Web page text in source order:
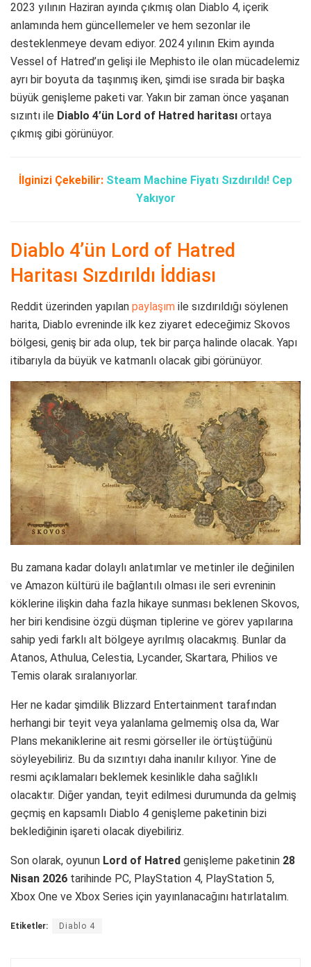
2023 yılının Haziran ayında çıkmış olan Diablo 4, içerik
anlamında hem güncellemeler ve hem sezonlar ile
desteklenmeye devam ediyor. 2024 yılının Ekim ayında
Vessel of Hatred’ın gelişi ile Mephisto ile olan mücadelemiz
ayrı bir boyuta da taşınmış iken, şimdi ise sırada bir başka
büyük genişleme paketi var. Yakın bir zaman önce yaşanan
sızıntı ile Diablo 4’ün Lord of Hatred haritası ortaya
çıkmış gibi görünüyor.
İlginizi Çekebilir: Steam Machine Fiyatı Sızdırıldı! Cep
Yakıyor
Diablo 4’ün Lord of Hatred
Haritası Sızdırıldı İddiası
Reddit üzerinden yapılan paylaşım ile sızdırıldığı söylenen
harita, Diablo evreninde ilk kez ziyaret edeceğimiz Skovos
bölgesi, geniş bir ada olup, tek bir parça halinde olacak. Yapı
itibarıyla da büyük ve katmanlı olacak gibi görünüyor.
Bu zamana kadar dolaylı anlatımlar ve metinler ile değinilen
ve Amazon kültürü ile bağlantılı olması ile seri evreninin
köklerine ilişkin daha fazla hikaye sunması beklenen Skovos,
her biri kendisine özgü düşman tiplerine ve görev yapılarına
sahip yedi farklı alt bölgeye ayrılmış olacakmış. Bunlar da
Atanos, Athulua, Celestia, Lycander, Skartara, Philios ve
Temis olarak sıralanıyorlar.
Her ne kadar şimdilik Blizzard Entertainment tarafından
herhangi bir teyit veya yalanlama gelmemiş olsa da, War
Plans mekaniklerine ait resmi görseller ile örtüştüğünü
söyleyebiliriz. Bu da sızıntıyı daha inanılır kılıyor. Yine de
resmi açıklamaları beklemek kesinlikle daha sağlıklı
olacaktır. Diğer yandan, teyit edilmesi durumunda da gelmiş
geçmiş en kapsamlı Diablo 4 genişleme paketinin bizi
beklediğinin işareti olacak diyebiliriz.
Son olarak, oyunun Lord of Hatred genişleme paketinin 28
Nisan 2026 tarihinde PC, PlayStation 4, PlayStation 5,
Xbox One ve Xbox Series için yayınlanacağını hatırlatalım.
Etiketler: Diablo 4